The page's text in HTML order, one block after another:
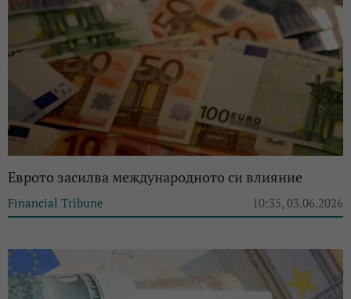
Еврото засилва международното си влияние
Financial Tribune 10:35, 03.06.2026